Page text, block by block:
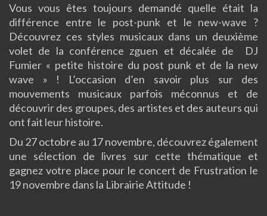
Vous vous êtes toujours demandé quelle était la
différence entre le post-punk et le new-wave ?
Découvrez ces styles musicaux dans un deuxième
volet de la conférence zguen et décalée de DJ
Fumier « petite histoire du post punk et de la new
wave » ! L’occasion d’en savoir plus sur des
mouvements musicaux parfois méconnus et de
découvrir des groupes, des artistes et des auteurs qui
ont fait leur histoire.
Du 27 octobre au 17 novembre, découvrez également
une sélection de livres sur cette thématique et
gagnez votre place pour le concert de Frustration le
19 novembre dans la Librairie Attitude !